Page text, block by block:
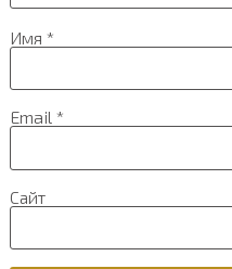
Имя *
Email *
Сайт